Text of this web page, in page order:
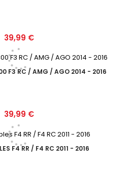
Prix
39,99 €
F3 RC / AMG / AGO 2014 - 2016
Prix
39,99 €
F4 RR / F4 RC 2011 - 2016